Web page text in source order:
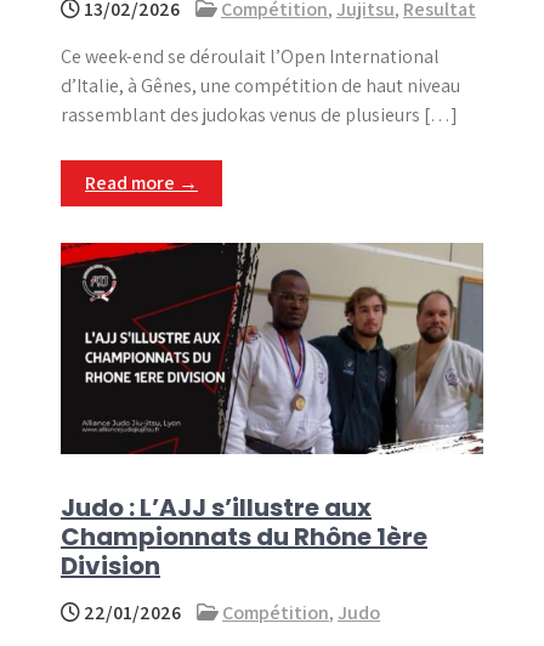
13/02/2026 Compétition, Jujitsu, Resultat
Ce week-end se déroulait l’Open International
d’Italie, à Gênes, une compétition de haut niveau
rassemblant des judokas venus de plusieurs […]
Read more →
Judo : L’AJJ s’illustre aux
Championnats du Rhône 1ère
Division
22/01/2026 Compétition, Judo